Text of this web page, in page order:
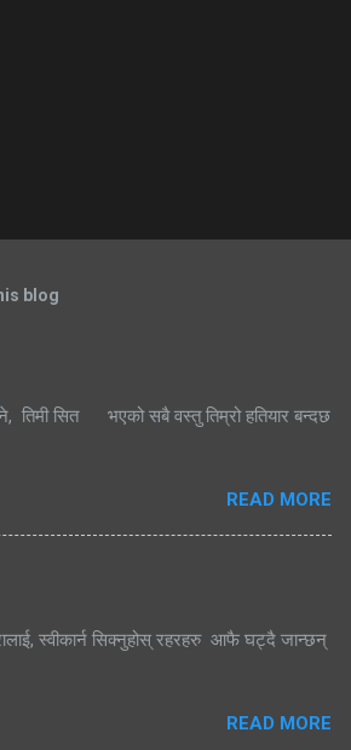
blog
तिमी सित भएको सबै वस्तु तिम्रो हतियार बन्दछ
READ MORE
स्वीकार्न सिक्नुहोस् रहरहरु आफै घट्दै जान्छन्
READ MORE